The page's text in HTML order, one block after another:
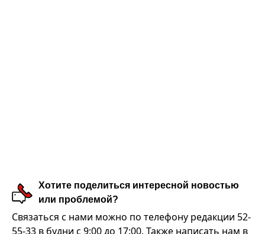
Хотите поделиться интересной новостью
или проблемой?
Связаться с нами можно по телефону редакции 52-
55-33 в будни с 9:00 до 17:00. Также написать нам в